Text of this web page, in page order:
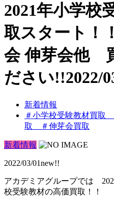
2021年小学校
取スタート！
会 伸芽会他
ださい!!2022/
新着情報
＃小学校受験教材買
取 ＃伸芽会買取
新着情報
2022/03/01new!!
アカデミアグループでは
校受験教材の高価買取！！